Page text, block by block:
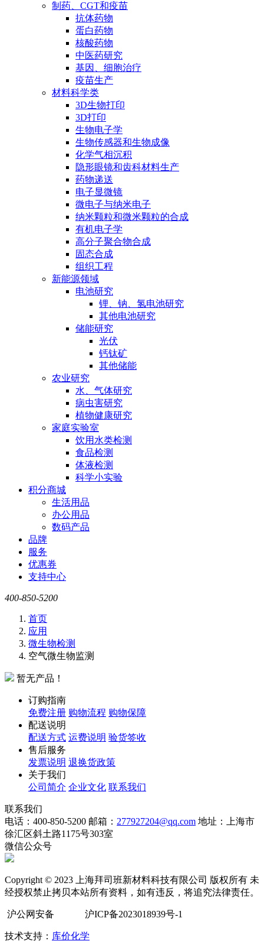
制药、CGT和疫苗
抗体药物
蛋白药物
核酸药物
中医药研究
基因、细胞治疗
疫苗生产
材料科学类
3D生物打印
3D打印
生物电子学
生物传感器和生物成像
化学气相沉积
隐形眼镜和齿科材料生产
药物递送
电子显微镜
微电子与纳米电子
纳米颗粒和微米颗粒的合成
有机电子学
高分子聚合物合成
固态合成
组织工程
新能源领域
电池研究
锂、钠、氢电池研究
其他电池研究
储能研究
光伏
钙钛矿
其他储能
农业研究
水、气体研究
病虫害研究
植物健康研究
家庭实验室
饮用水类检测
食品检测
体液检测
科学小实验
积分商城
生活用品
办公用品
数码产品
品牌
服务
优惠券
支持中心
400-850-5200
首页
应用
微生物检测
空气微生物监测
暂无产品！
订购指南
免费注册 购物流程 购物保障
配送说明
配送方式 运费说明 验货签收
售后服务
发票说明 退换货政策
关于我们
公司简介 企业文化 联系我们
联系我们
电话：400-850-5200 邮箱： 277927204@qq.com 地址：上海市
徐汇区斜土路1175号303室
微信公众号
Copyright © 2023 上海拜司班新材料科技有限公司 版权所有 未
经授权禁止拷贝本站所有资料，如有违反，将追究法律责任。
沪公网安备 沪ICP备2023018939号-1
技术支持： 库价化学